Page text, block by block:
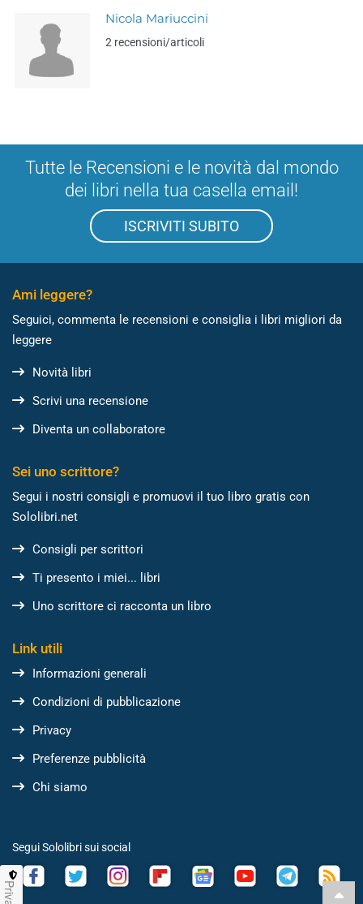
Nicola Mariuccini
2 recensioni/articoli
Tutte le Recensioni e le novità dal mondo
dei libri nella tua casella email!
ISCRIVITI SUBITO
Ami leggere?
Seguici, commenta le recensioni e consiglia i libri migliori da
leggere
Novità libri
Scrivi una recensione
Diventa un collaboratore
Sei uno scrittore?
Segui i nostri consigli e promuovi il tuo libro gratis con
Sololibri.net
Consigli per scrittori
Ti presento i miei... libri
Uno scrittore ci racconta un libro
Link utili
Informazioni generali
Condizioni di pubblicazione
Privacy
Preferenze pubblicità
Chi siamo
Segui Sololibri sui social